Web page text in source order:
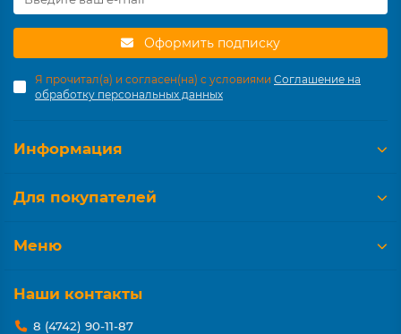
Оформить подписку
Я прочитал(а) и согласен(на) с условиями Соглашение на
обработку персональных данных
Информация
Для покупателей
Меню
Наши контакты
8 (4742) 90-11-87